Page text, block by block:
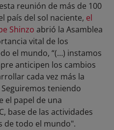
reunión de más de 100
país del sol naciente, el
Shinzo abrió la Asamblea
vital de los
el mundo, “(…) instamos
anticipen los cambios
cada vez más la
teniendo
el papel de una
base de las actividades
de todo el mundo".